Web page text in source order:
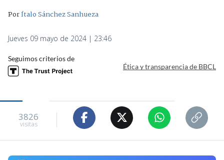
PorÍtalo Sánchez Sanhueza
Jueves 09 mayo de 2024 | 23:46
Seguimos criterios de
Ética y transparencia de BBCL
3826
visitas